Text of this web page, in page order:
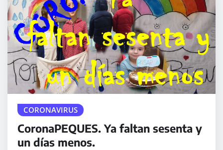
CORONAVIRUS
CoronaPEQUES. Ya faltan sesenta y
un días menos.